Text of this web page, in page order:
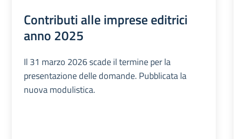
Contributi alle imprese editrici
anno 2025
Il 31 marzo 2026 scade il termine per la
presentazione delle domande. Pubblicata la
nuova modulistica.